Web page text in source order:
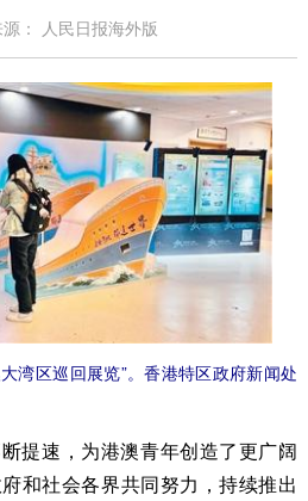
源： 人民日报海外版
湾区巡回展览”。香港特区政府新闻处
速，为港澳青年创造了更广阔
和社会各界共同努力，持续推出